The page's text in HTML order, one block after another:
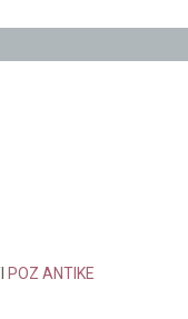
ΡΟΖ ΑΝΤΙΚΕ